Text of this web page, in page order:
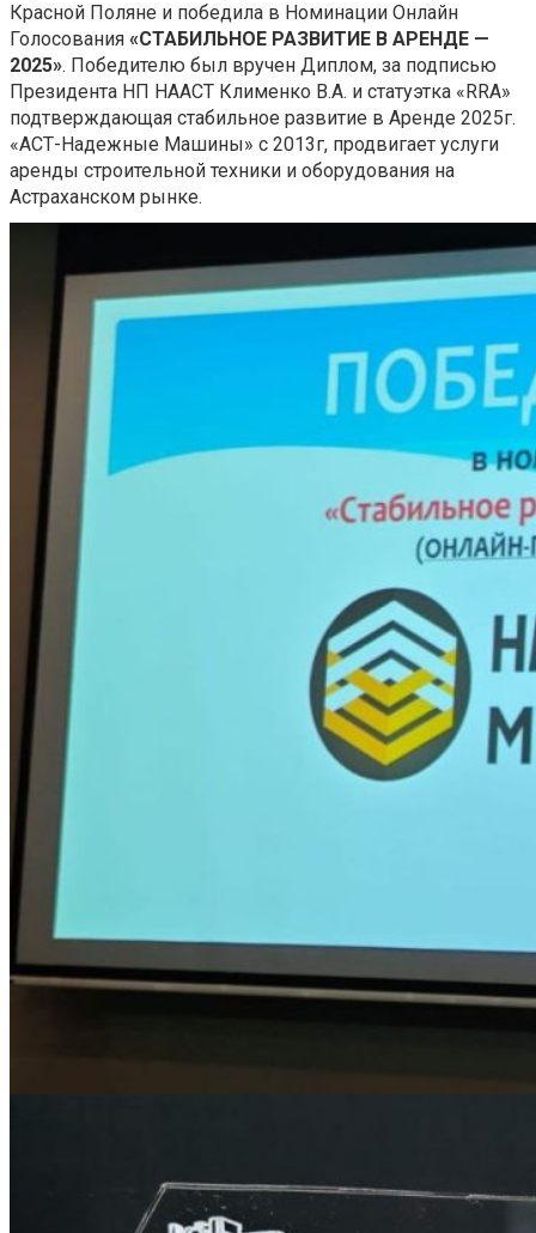
Красной Поляне и победила в Номинации Онлайн
Голосования «СТАБИЛЬНОЕ РАЗВИТИЕ В АРЕНДЕ —
2025». Победителю был вручен Диплом, за подписью
Президента НП НААСТ Клименко В.А. и статуэтка «RRA»
подтверждающая стабильное развитие в Аренде 2025г.
«АСТ-Надежные Машины» с 2013г, продвигает услуги
аренды строительной техники и оборудования на
Астраханском рынке.